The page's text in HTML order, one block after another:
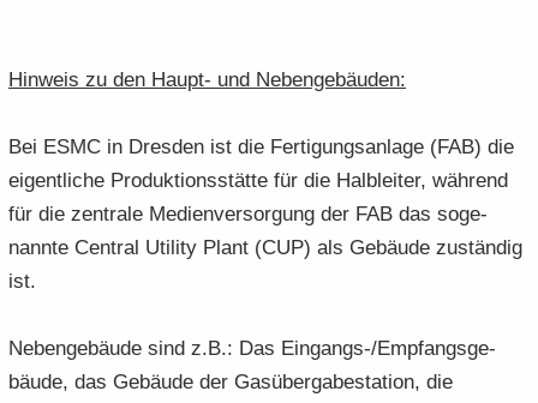
Hin­weis zu den Haupt-​ und Ne­ben­ge­bäu­den:
Bei ESMC in Dres­den ist die Fer­ti­gungs­an­la­ge (FAB) die
ei­gent­li­che Pro­duk­ti­ons­stät­te für die Halb­lei­ter, wäh­rend
für die zen­tra­le Me­di­en­ver­sor­gung der FAB das so­ge­
nann­te Cen­tral Uti­li­ty Plant (CUP) als Ge­bäu­de zu­stän­dig
ist.
Ne­ben­ge­bäu­de sind z.B.: Das Eingangs-​/Emp­fangs­ge­
bäu­de, das Ge­bäu­de der Gas­über­ga­be­sta­ti­on, die